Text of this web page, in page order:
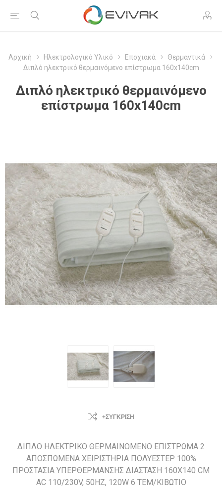
Αρχική Ηλεκτρολογικό Υλικό Εποχιακά
Θερμαντικά
Διπλό ηλεκτρικό θερμαινόμενο επίστρωμα 160x140cm
Διπλό ηλεκτρικό θερμαινόμενο
επίστρωμα 160x140cm
+ΣΎΓΚΡΙΣΗ
ΔΙΠΛΟ ΗΛΕΚΤΡΙΚΟ ΘΕΡΜΑΙΝΟΜΕΝΟ ΕΠΙΣΤΡΩΜΑ 2
ΑΠΟΣΠΩΜΕΝΑ ΧΕΙΡΙΣΤΗΡΙΑ ΠΟΛΥΕΣΤΕΡ 100%
ΠΡΟΣΤΑΣΙΑ ΥΠΕΡΘΕΡΜΑΝΣΗΣ ΔΙΑΣΤΑΣΗ 160Χ140 CM
AC 110/230V, 50HZ, 120W 6 ΤΕΜ/ΚΙΒΩΤΙΟ